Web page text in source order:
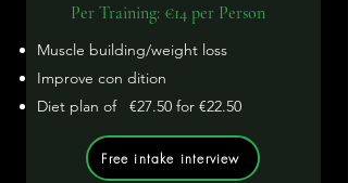
Per Training: €14 per Person
Muscle building/weight loss
Improve con dition
Diet plan of
€27.50 for €22.50
Free intake interview